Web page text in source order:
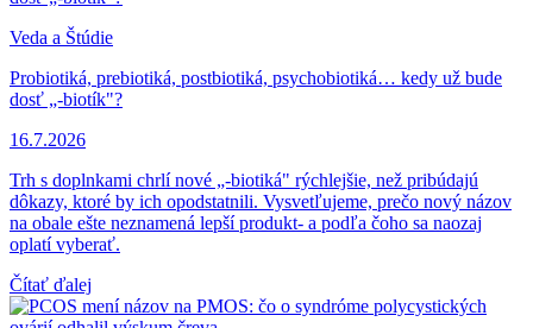
Veda a Štúdie
Probiotiká, prebiotiká, postbiotiká, psychobiotiká… kedy už bude
dosť „-biotík"?
16.7.2026
Trh s doplnkami chrlí nové „-biotiká" rýchlejšie, než pribúdajú
dôkazy, ktoré by ich opodstatnili. Vysvetľujeme, prečo nový názov
na obale ešte neznamená lepší produkt- a podľa čoho sa naozaj
oplatí vyberať.
Čítať ďalej